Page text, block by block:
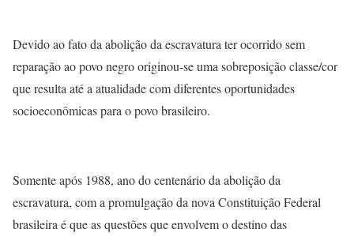
Devido ao fato da abolição da escravatura ter ocorrido sem
reparação ao povo negro originou-se uma sobreposição classe/cor
que resulta até a atualidade com diferentes oportunidades
socioeconômicas para o povo brasileiro.
Somente após 1988, ano do centenário da abolição da
escravatura, com a promulgação da nova Constituição Federal
brasileira é que as questões que envolvem o destino das